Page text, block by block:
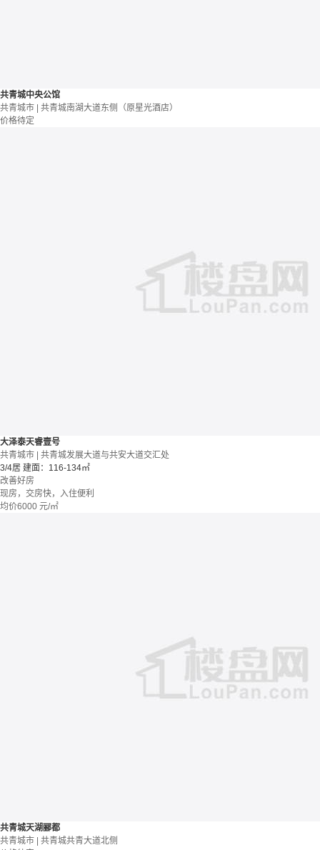
共青城中央公馆
共青城市 | 共青城南湖大道东侧（原星光酒店）
价格待定
大泽泰天睿壹号
共青城市 | 共青城发展大道与共安大道交汇处
3/4居 建面：116-134㎡
改善好房
现房，交房快，入住便利
均价6000 元/㎡
共青城天湖郦都
共青城市 | 共青城共青大道北侧